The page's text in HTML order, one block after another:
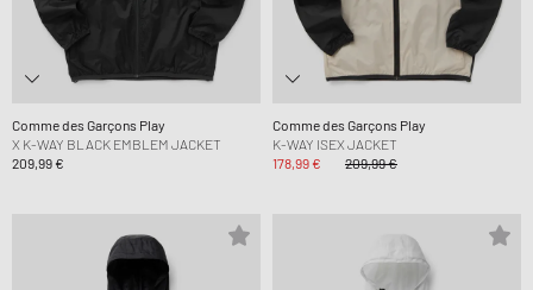
Comme des Garçons Play
X K-WAY BLACK EMBLEM JACKET
209,99 €
Comme des Garçons Play
K-WAY ISEX JACKET
178,99 €
209,99 €